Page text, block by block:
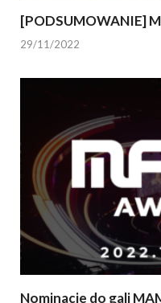
[PODSUMOWANIE]
29/11/2022
Nominacje do gali